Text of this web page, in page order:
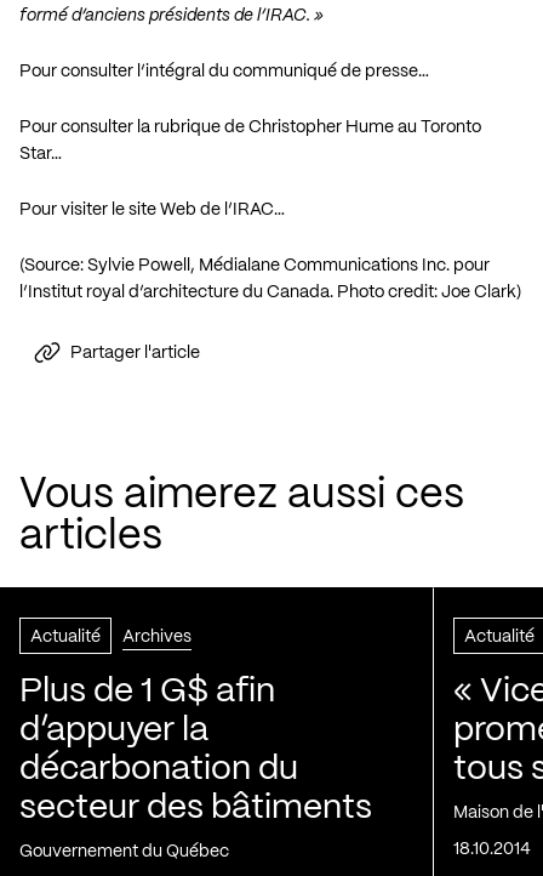
formé d’anciens présidents de l’IRAC. »
Pour consulter l’intégral du communiqué de presse…
Pour consulter la rubrique de Christopher Hume au Toronto
Star…
Pour visiter le site Web de l’IRAC…
(Source: Sylvie Powell, Médialane Communications Inc. pour
l’Institut royal d’architecture du Canada. Photo credit: Joe Clark)
Partager l'article
Vous aimerez aussi ces
articles
Actualité Archives
Plus de 1 G$ afin
d’appuyer la
décarbonation du
secteur des bâtiments
Gouvernement du Québec
Actualité
«
tous
Maison de
18.10.2014